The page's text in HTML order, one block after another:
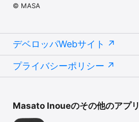
© MASA
デベロッパWebサイト
プライバシーポリシー
Masato Inoueのその他のアプリ